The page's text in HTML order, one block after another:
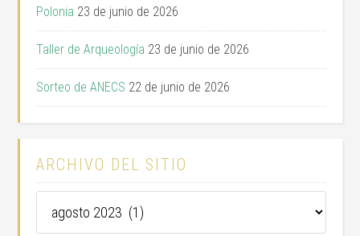
Polonia 23 de junio de 2026
Taller de Arqueología 23 de junio de 2026
Sorteo de ANECS 22 de junio de 2026
ARCHIVO DEL SITIO